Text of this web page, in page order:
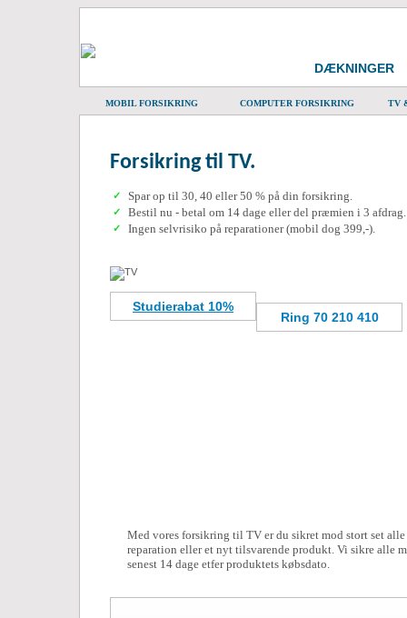
DÆKNINGER
MOBIL FORSIKRING COMPUTER FORSIKRING TV
Forsikring til TV.
✓ Spar op til 30, 40 eller 50 % på din forsikring.
✓ Bestil nu - betal om 14 dage eller del præmien i 3 afdrag.
✓ Ingen selvrisiko på reparationer (mobil dog 399,-).
Studierabat 10%
Ring 70 210 410
Med vores forsikring til TV er du sikret mod stort set
reparation eller et nyt tilsvarende produkt. Vi sikre alle
senest 14 dage etfer produktets købsdato.